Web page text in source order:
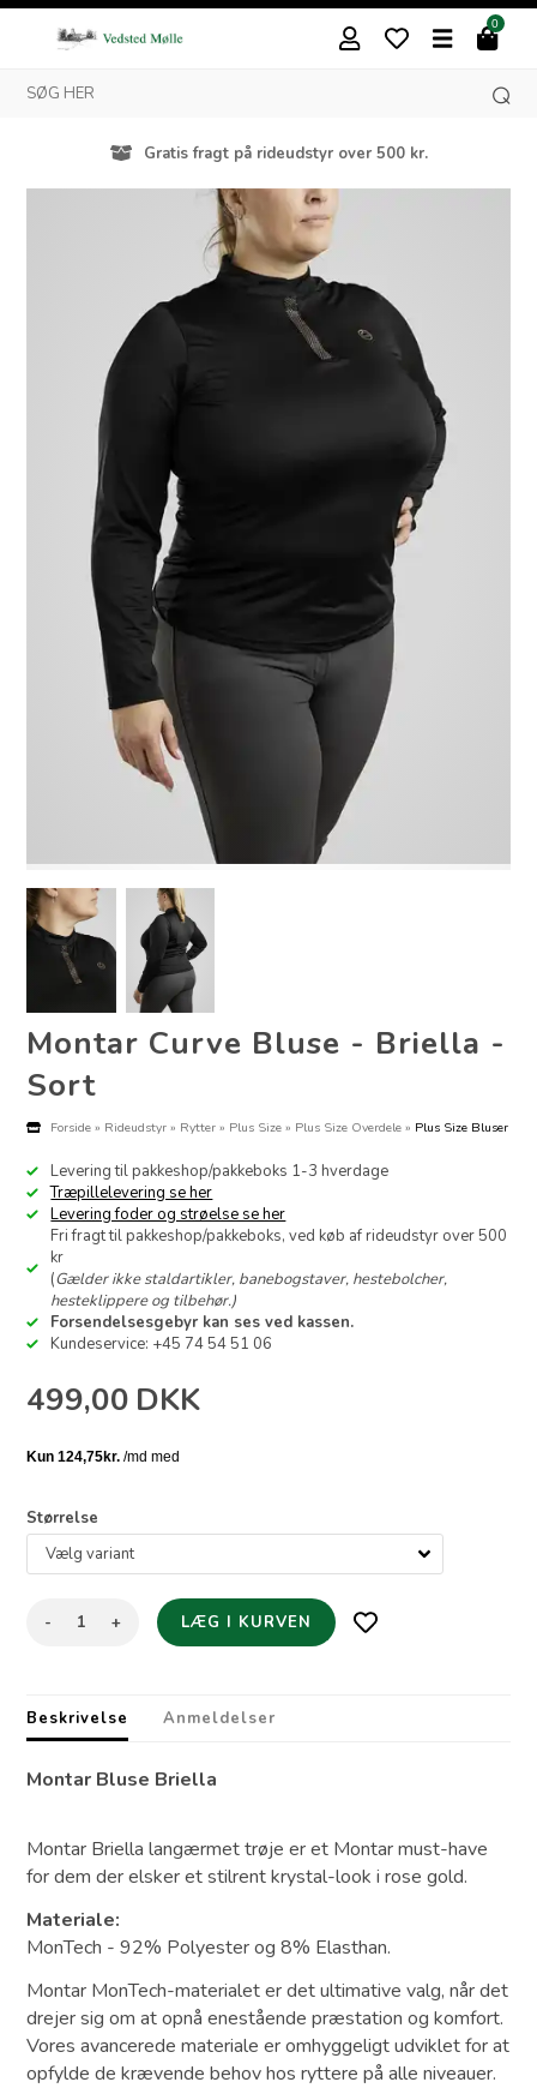
0
Gratis fragt på rideudstyr over 500 kr.
Montar Curve Bluse - Briella -
Sort
Forside » Rideudstyr » Rytter » Plus Size » Plus Size Overdele » Plus Size Bluser
Levering til pakkeshop/pakkeboks 1-3 hverdage
Træpillelevering se her
Levering foder og strøelse se her
Fri fragt til pakkeshop/pakkeboks, ved køb af rideudstyr over 500
kr
(Gælder ikke staldartikler, banebogstaver, hestebolcher,
hesteklippere og tilbehør.)
Forsendelsesgebyr kan ses ved kassen.
Kundeservice: +45 74 54 51 06
499,00 DKK
Størrelse
- +
Beskrivelse Anmeldelser
Montar Bluse Briella
Montar Briella langærmet trøje er et Montar must-have
for dem der elsker et stilrent krystal-look i rose gold.
Materiale:
MonTech - 92% Polyester og 8% Elasthan.
Montar MonTech-materialet er det ultimative valg, når det
drejer sig om at opnå enestående præstation og komfort.
Vores avancerede materiale er omhyggeligt udviklet for at
opfylde de krævende behov hos ryttere på alle niveauer.